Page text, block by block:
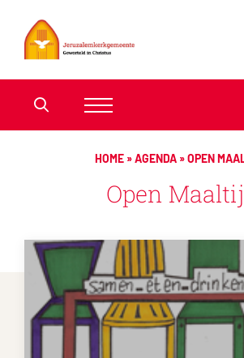
HOME»AGENDA»OPEN
Open